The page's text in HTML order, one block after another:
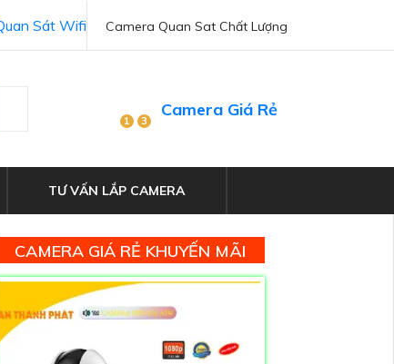
Camera Quan Sat Chất Lượng
Sát Wifi
1 3
Camera Giá Rẻ
TƯ VẤN LẮP CAMERA
CAMERA GIÁ RẺ KHUYẾN MÃI